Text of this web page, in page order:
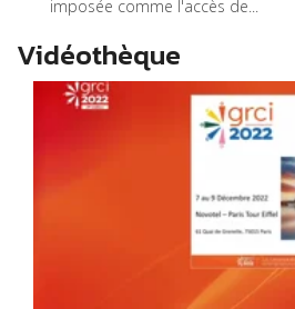
imposée comme l'accès de...
Vidéothèque